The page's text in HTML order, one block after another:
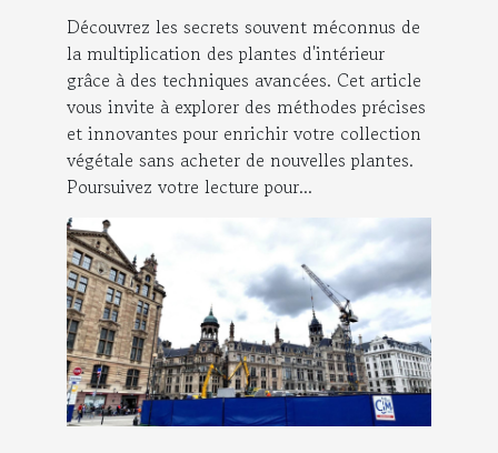
Découvrez les secrets souvent méconnus de
la multiplication des plantes d'intérieur
grâce à des techniques avancées. Cet article
vous invite à explorer des méthodes précises
et innovantes pour enrichir votre collection
végétale sans acheter de nouvelles plantes.
Poursuivez votre lecture pour...